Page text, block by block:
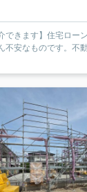
できます】住宅ロー
不安なものです。不